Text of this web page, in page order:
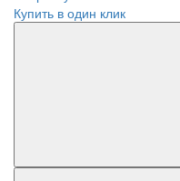
Купить в один клик